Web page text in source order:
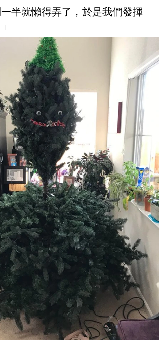
一半就懶得弄了，於是我們發揮